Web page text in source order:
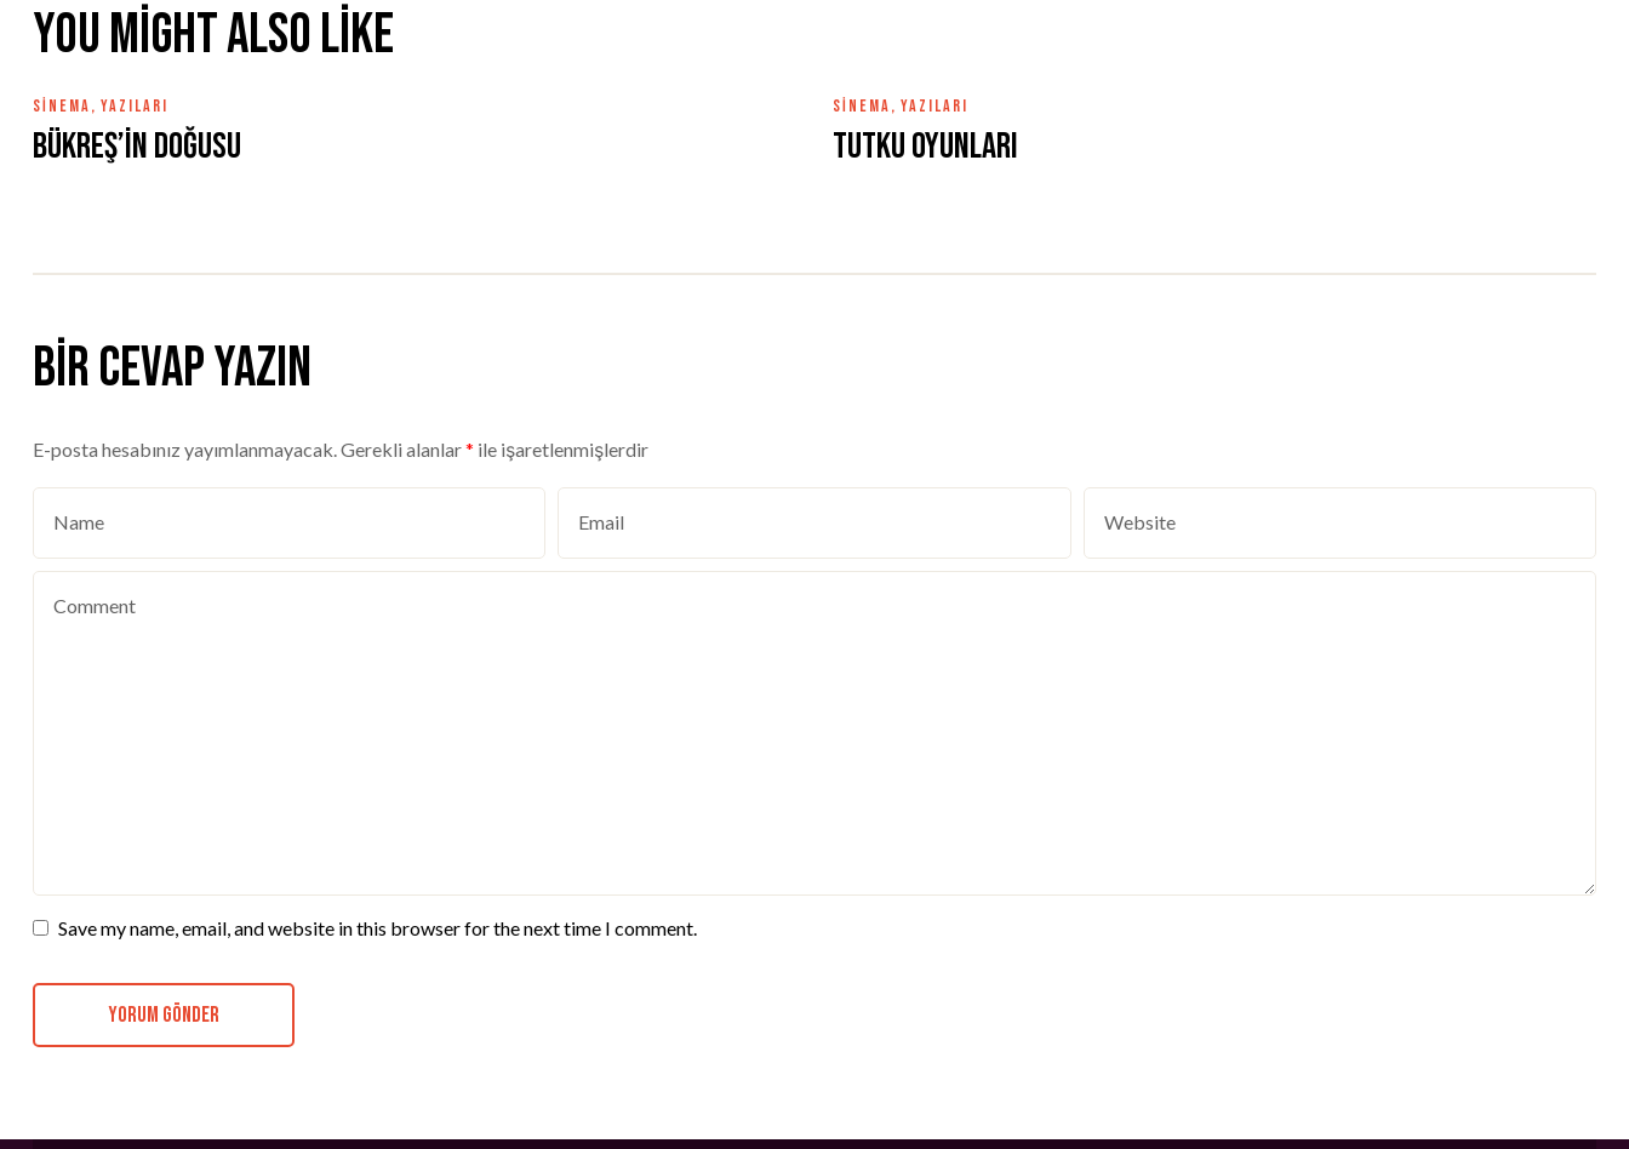
You might also like
SINEMA, YAZILARI
Bükreş’in Doğusu
SINEMA, YAZILARI
Tutku Oyunları
Bir cevap yazın
E-posta hesabınız yayımlanmayacak. Gerekli alanlar* ile işaretlenmişlerdir
Save my name, email, and website in this browser for the next time I comment.